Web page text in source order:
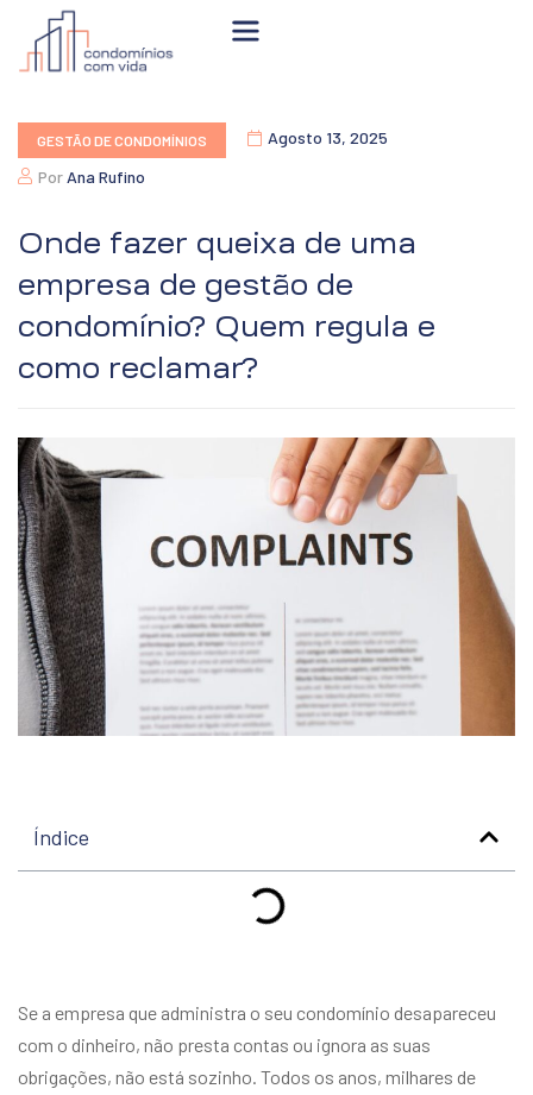
GESTÃO DE CONDOMÍNIOS
Agosto 13, 2025
Por Ana Rufino
Onde fazer queixa de uma
empresa de gestão de
condomínio? Quem regula e
como reclamar?
Índice
Se a empresa que administra o seu condomínio desapareceu
com o dinheiro, não presta contas ou ignora as suas
obrigações, não está sozinho. Todos os anos, milhares de